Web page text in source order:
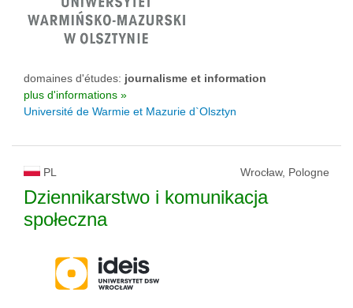
domaines d'études: journalisme et information
plus d'informations »
Université de Warmie et Mazurie d`Olsztyn
PL Wrocław, Pologne
Dziennikarstwo i komunikacja
społeczna